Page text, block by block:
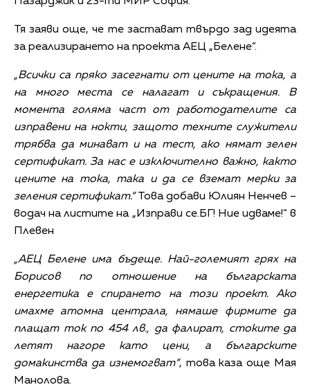
Тя заяви още, че те застават твърдо зад идеята
за реализирането на проекта АЕЦ „Белене“.
„Всички са пряко засегнати от цените на тока, а
на много места се налагат и съкращения. В
момента голяма част от работодателите са
изправени на нокти, защото техните служители
трябва да минават и на тест, ако нямат зелен
сертификат. За нас е изключително важно, както
цените на тока, така и да се вземат мерки за
зеления сертификат.“Това добави Юлиян Ненчев –
водач на листите на „Изправи се.БГ! Ние идваме!“ в
Плевен
„АЕЦ Белене има бъдеще. Най-големият грях на
Борисов по отношение на българската
енергетика е спирането на този проект. Ако
имахме атомна централа, нямаше фирмите да
плащат ток по 454 лв., да фалират, стоките да
летят нагоре като цени, а българските
домакинства да изнемогват“, това каза още Мая
Манолова.